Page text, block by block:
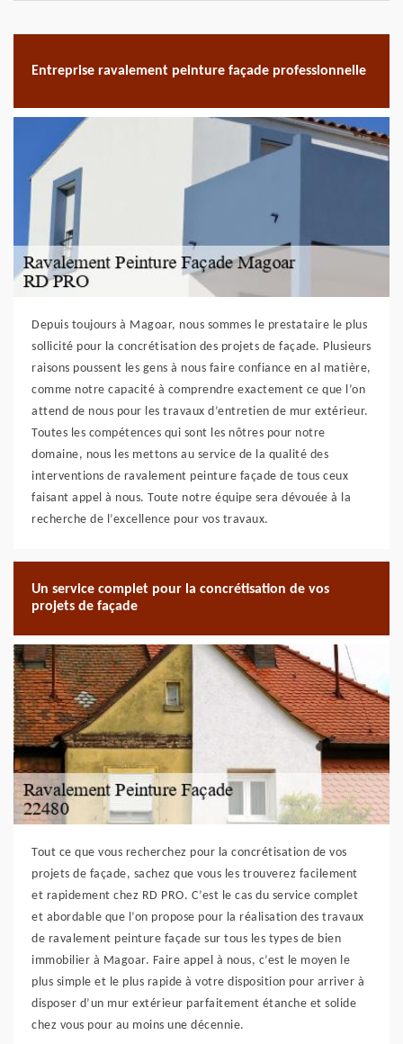
Entreprise ravalement peinture façade professionnelle
Depuis toujours à Magoar, nous sommes le prestataire le plus
sollicité pour la concrétisation des projets de façade. Plusieurs
raisons poussent les gens à nous faire confiance en al matière,
comme notre capacité à comprendre exactement ce que l’on
attend de nous pour les travaux d’entretien de mur extérieur.
Toutes les compétences qui sont les nôtres pour notre
domaine, nous les mettons au service de la qualité des
interventions de ravalement peinture façade de tous ceux
faisant appel à nous. Toute notre équipe sera dévouée à la
recherche de l’excellence pour vos travaux.
Un service complet pour la concrétisation de vos
projets de façade
Tout ce que vous recherchez pour la concrétisation de vos
projets de façade, sachez que vous les trouverez facilement
et rapidement chez RD PRO. C’est le cas du service complet
et abordable que l’on propose pour la réalisation des travaux
de ravalement peinture façade sur tous les types de bien
immobilier à Magoar. Faire appel à nous, c’est le moyen le
plus simple et le plus rapide à votre disposition pour arriver à
disposer d’un mur extérieur parfaitement étanche et solide
chez vous pour au moins une décennie.